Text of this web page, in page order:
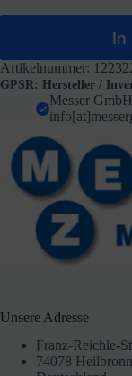
In
Artikelnummer:
GPSR: Hersteller /
Messer
Unsere Adresse
Franz-Reichle-
74078 Heilbronn